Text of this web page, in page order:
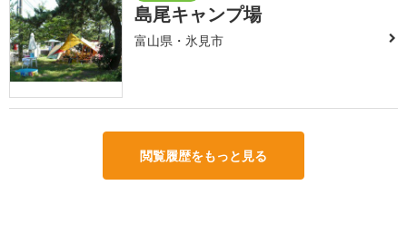
島尾キャンプ場
富山県・氷見市
閲覧履歴をもっと見る